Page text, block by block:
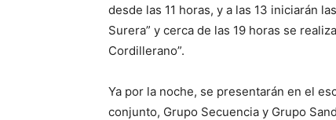
desde las 11 horas, y a las 13 iniciarán
Surera” y cerca de las 19 horas se
Cordillerano”.
Ya por la noche, se presentarán en el
conjunto, Grupo Secuencia y Grupo